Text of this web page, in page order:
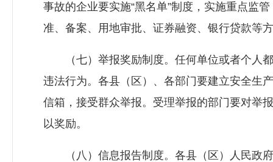
事故的企业要实施“黑名单”制度，实施重点监
准、备案、用地审批、证券融资、银行贷款等
（七）举报奖励制度。任何单位或者个人都
违法行为。各县（区）、各部门要建立安全生
信箱，接受群众举报。受理举报的部门要对举
以奖励。
（八）信息报告制度。各县（区）人民政府